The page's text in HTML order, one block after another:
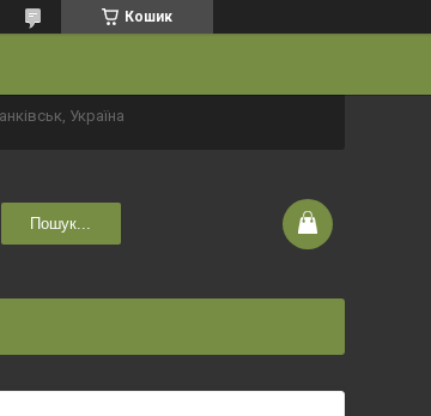
Кошик
Україна
Пошук...